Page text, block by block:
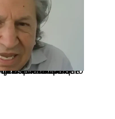
de Gracias Presidenciales conforme al procedimiento establecido.